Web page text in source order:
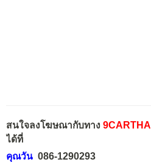
สนใจลงโฆษณากับทาง 9CARTHAI
ได้ที่
คุณวัน 086-1290293